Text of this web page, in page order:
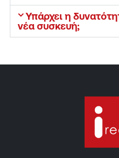
Υπάρχει η
νέα συσκευή;